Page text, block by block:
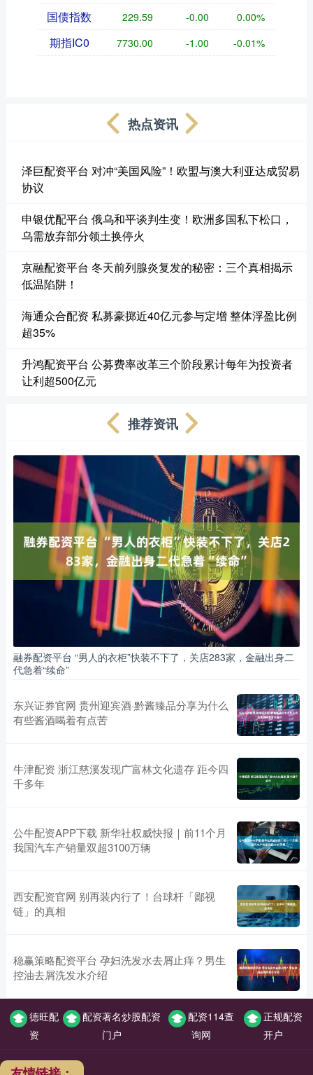
国债指数 229.59 -0.00 0.00%
期指IC0 7730.00 -1.00 -0.01%
热点资讯
泽巨配资平台 对冲“美国风险”！欧盟与澳大利亚达成贸易
协议
申银优配平台 俄乌和平谈判生变！欧洲多国私下松口，
乌需放弃部分领土换停火
京融配资平台 冬天前列腺炎复发的秘密：三个真相揭示
低温陷阱！
海通众合配资 私募豪掷近40亿元参与定增 整体浮盈比例
超35%
升鸿配资平台 公募费率改革三个阶段累计每年为投资者
让利超500亿元
推荐资讯
融券配资平台 “男人的衣柜”快装不下了，关店283家，金融出身二
代急着“续命”
东兴证券官网 贵州迎宾酒·黔酱臻品分享为什么
有些酱酒喝着有点苦
牛津配资 浙江慈溪发现广富林文化遗存 距今四
千多年
公牛配资APP下载 新华社权威快报｜前11个月
我国汽车产销量双超3100万辆
西安配资官网 别再装内行了！台球杆「鄙视
链」的真相
稳赢策略配资平台 孕妇洗发水去屑止痒？男生
控油去屑洗发水介绍
德旺配
资
配资著名炒股配资
门户
配资114查
询网
正规配资
开户